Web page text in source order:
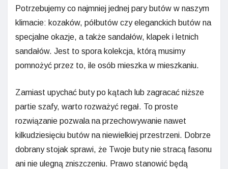
Potrzebujemy co najmniej jednej pary butów w naszym
klimacie: kozaków, półbutów czy eleganckich butów na
specjalne okazje, a także sandałów, klapek i letnich
sandałów. Jest to spora kolekcja, którą musimy
pomnożyć przez to, ile osób mieszka w mieszkaniu.
Zamiast upychać buty po kątach lub zagracać niższe
partie szafy, warto rozważyć regał. To proste
rozwiązanie pozwala na przechowywanie nawet
kilkudziesięciu butów na niewielkiej przestrzeni. Dobrze
dobrany stojak sprawi, że Twoje buty nie stracą fasonu
ani nie ulegną zniszczeniu. Prawo stanowić będą